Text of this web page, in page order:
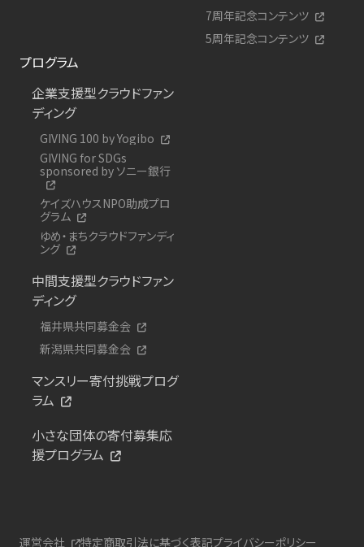
7周年記念コンテンツ
5周年記念コンテンツ
プログラム
企業支援型クラウドファン
ディング
GIVING 100 by Yogibo
GIVING for SDGs
sponsored by ソニー銀行
ケイズハウスNPO助成プロ
グラム
ゆめ・まちクラウドファンディ
ング
中間支援型クラウドファン
ディング
福井県共同募金会
新潟県共同募金会
マンスリー寄付挑戦プログ
ラム
小さな団体の寄付募集応
援プログラム
運営会社 特定商取引法に基づく表記プライバシーポリシー